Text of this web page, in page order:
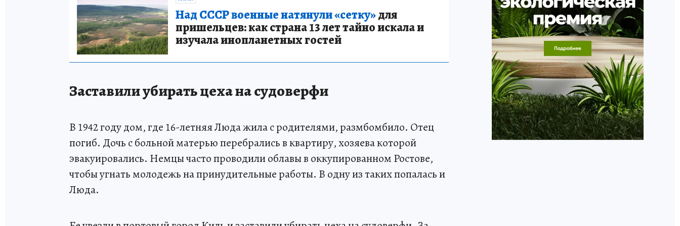
Над СССР военные натянули «сетку»для
пришельцев: как страна 13 лет тайно искала и
изучала инопланетных гостей
Заставили убирать цеха на судоверфи
В 1942 году дом, где 16-летняя Люда жила с родителями, размбомбило. Отец
погиб. Дочь с больной матерью перебрались в квартиру, хозяева которой
эвакуировались. Немцы часто проводили облавы в оккупированном Ростове,
чтобы угнать молодежь на принудительные работы. В одну из таких попалась и
Люда.